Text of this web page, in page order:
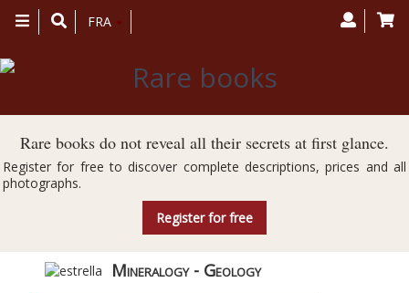
Toggle
navigation
FRA
Rare books do not reveal all their secrets at first glance.
Register for free to discover complete descriptions, prices and all
photographs.
Register for free
Mineralogy - Geology